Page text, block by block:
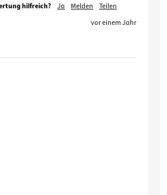
hilfreich? Ja Melden
Teilen
vor einem Jahr